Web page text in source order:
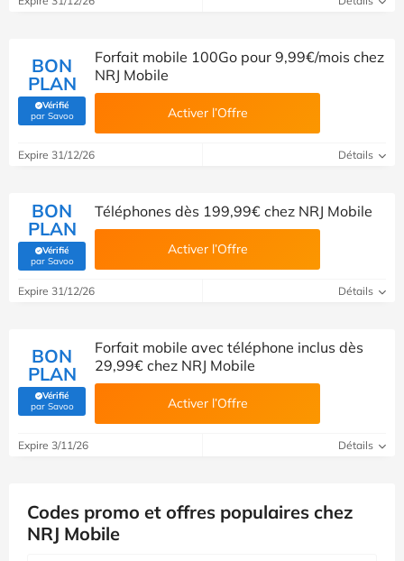
BON
PLAN
Vérifié
par Savoo(Vérifié par Savoo)
Forfait mobile 100Go pour 9,99€/mois chez
NRJ Mobile
Activer l’Offre
Expire 31/12/26 Détails
BON
PLAN
Vérifié
par Savoo(Vérifié par Savoo)
Téléphones dès 199,99€ chez NRJ Mobile
Activer l’Offre
Expire 31/12/26 Détails
BON
PLAN
Vérifié
par Savoo(Vérifié par Savoo)
Forfait mobile avec téléphone inclus dès
29,99€ chez NRJ Mobile
Activer l’Offre
Expire 3/11/26 Détails
Codes promo et offres populaires chez
NRJ Mobile